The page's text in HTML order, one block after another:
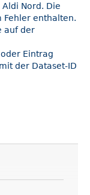
Nord. Die
Fehler enthalten.
auf der
Eintrag
der Dataset-ID